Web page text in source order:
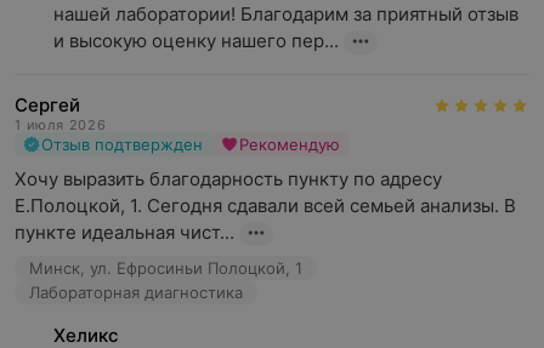
нашей лаборатории! Благодарим за приятный отзыв
и высокую оценку нашего пер...
Сергей
1 июля 2026
Отзыв подтвержден Рекомендую
Хочу выразить благодарность пункту по адресу
Е.Полоцкой, 1. Сегодня сдавали всей семьей анализы. В
пункте идеальная чист...
Минск, ул. Ефросиньи Полоцкой, 1
Лабораторная диагностика
Хеликс